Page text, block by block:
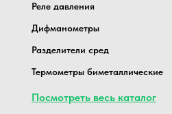
Реле давления
Дифманометры
Разделители сред
Посмотреть весь каталог
Термометры биметаллические